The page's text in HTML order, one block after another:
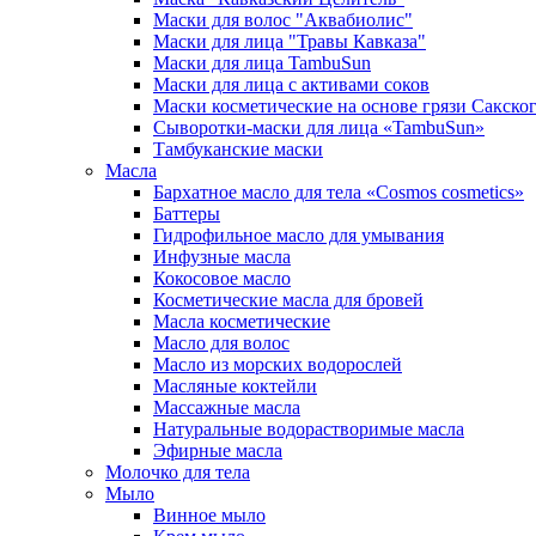
Маски для волос "Аквабиолис"
Маски для лица "Травы Кавказа"
Маски для лица TambuSun
Маски для лица с активами соков
Маски косметические на основе грязи
Сыворотки-маски для лица «TambuSun»
Тамбуканские маски
Масла
Бархатное масло для тела «Cosmos cosmetics»
Баттеры
Гидрофильное масло для умывания
Инфузные масла
Кокосовое масло
Косметические масла для бровей
Масла косметические
Масло для волос
Масло из морских водорослей
Масляные коктейли
Массажные масла
Натуральные водорастворимые масла
Эфирные масла
Молочко для тела
Мыло
Винное мыло